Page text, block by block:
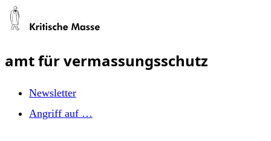
Zum
springen
amt für vermassungsschutz
Newsletter
Angriff auf …